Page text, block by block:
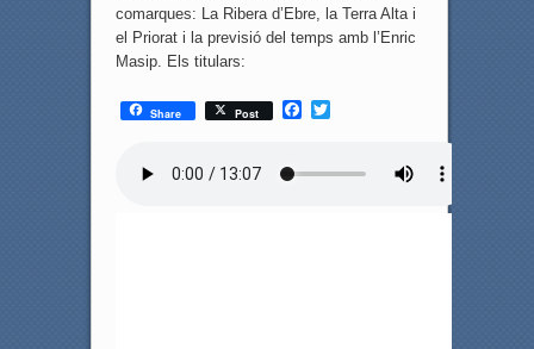
comarques: La Ribera d’Ebre, la Terra Alta i
el Priorat i la previsió del temps amb l’Enric
Masip. Els titulars:
Share Post
F
T